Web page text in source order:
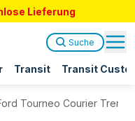
Lieferung
Transit Transit
Suche
Tourneo Courier Trend